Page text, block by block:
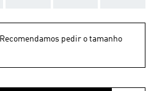
Recomendamos pedir o tamanho